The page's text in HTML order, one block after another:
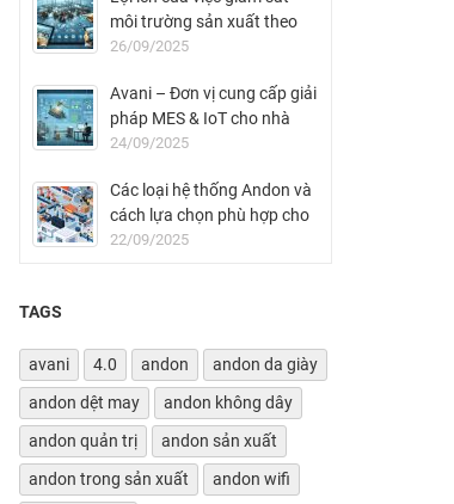
môi trường sản xuất theo
thời gian thực
26/09/2025
Avani – Đơn vị cung cấp giải
pháp MES & IoT cho nhà
máy FDI tại Việt Nam
24/09/2025
Các loại hệ thống Andon và
cách lựa chọn phù hợp cho
nhà máy
22/09/2025
TAGS
avani 4.0 andon
andon da giày
andon dệt may
andon không dây
andon quản trị
andon sản xuất
andon trong sản xuất
andon wifi